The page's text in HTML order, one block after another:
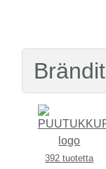
Brändit
392 tuotetta